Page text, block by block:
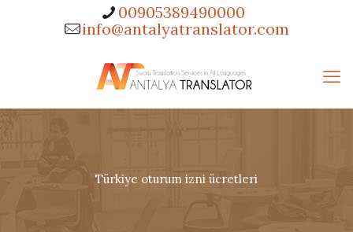
00905389490000
info@antalyatranslator.com
Türkiye oturum izni ücretleri